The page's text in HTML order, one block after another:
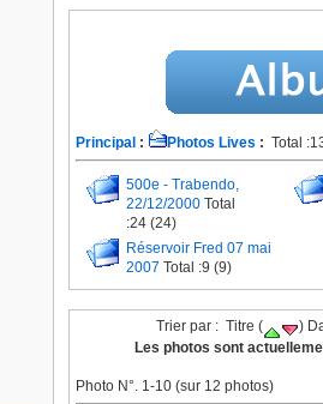
Principal : Photos Lives : Total
500e - Trabendo,
22/12/2000 Total
:24 (24)
Réservoir Fred 07 mai
2007 Total :9 (9)
Trier par : Titre (
)
Les photos sont
Photo N°. 1-10 (sur 12 photos)